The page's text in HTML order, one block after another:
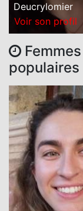
Deucrylomier
Voir son profil
populaires